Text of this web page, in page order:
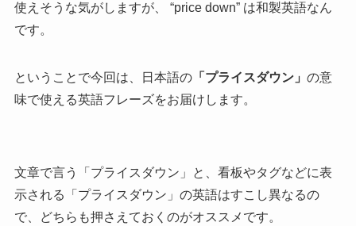
使えそうな気がしますが、 “price down” は和製英語なん
です。
ということで今回は、日本語の「プライスダウン」 の意
味で使える英語フレーズをお届けします。
文章で言う
「プライスダウン」と、看板やタグなどに表
示される
「プライスダウン」の英語はすこし異なるの
で、どちらも押さえておくのがオススメです。